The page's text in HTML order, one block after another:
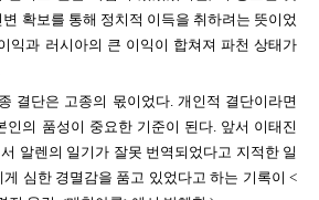
확보를 통해 정치적 이득을 취하려는 뜻이었
익과 러시아의 큰 이익이 합쳐져 파천 상태가
결단은 고종의 몫이었다. 개인적 결단이라면
인의 품성이 중요한 기준이 된다. 앞서 이태진
알렌의 일기가 잘못 번역되었다고 지적한 일
심한 경멸감을 품고 있었다고 하는 기록이 <